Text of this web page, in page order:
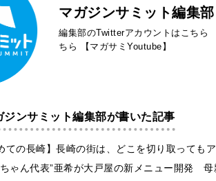
マガジンサミット編集部
編集部のTwitterアカウントはこちら
ちら
【マガサミYoutube】
ジンサミット編集部が書いた記事
ての長崎】長崎の街は、どこを切り取って
ゃん代表”亜希が大戸屋の新メニュー開発